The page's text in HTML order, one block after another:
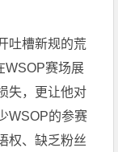
吐槽新规的荒
WSOP赛场展
失，更让他对
WSOP的参赛
权、缺乏粉丝